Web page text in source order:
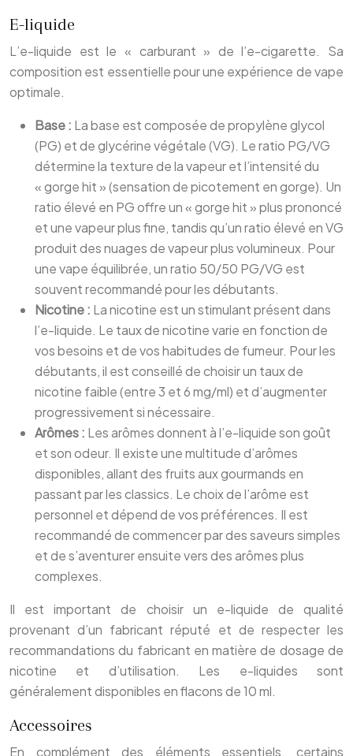
E-liquide
L’e-liquide est le « carburant » de l’e-cigarette. Sa
composition est essentielle pour une expérience de vape
optimale.
Base : La base est composée de propylène glycol
(PG) et de glycérine végétale (VG). Le ratio PG/VG
détermine la texture de la vapeur et l’intensité du
« gorge hit » (sensation de picotement en gorge). Un
ratio élevé en PG offre un « gorge hit » plus prononcé
et une vapeur plus fine, tandis qu’un ratio élevé en VG
produit des nuages de vapeur plus volumineux. Pour
une vape équilibrée, un ratio 50/50 PG/VG est
souvent recommandé pour les débutants.
Nicotine : La nicotine est un stimulant présent dans
l’e-liquide. Le taux de nicotine varie en fonction de
vos besoins et de vos habitudes de fumeur. Pour les
débutants, il est conseillé de choisir un taux de
nicotine faible (entre 3 et 6 mg/ml) et d’augmenter
progressivement si nécessaire.
Arômes : Les arômes donnent à l’e-liquide son goût
et son odeur. Il existe une multitude d’arômes
disponibles, allant des fruits aux gourmands en
passant par les classics. Le choix de l’arôme est
personnel et dépend de vos préférences. Il est
recommandé de commencer par des saveurs simples
et de s’aventurer ensuite vers des arômes plus
complexes.
Il est important de choisir un e-liquide de qualité
provenant d’un fabricant réputé et de respecter les
recommandations du fabricant en matière de dosage de
nicotine et d’utilisation. Les e-liquides sont
généralement disponibles en flacons de 10 ml.
Accessoires
En complément des éléments essentiels, certains